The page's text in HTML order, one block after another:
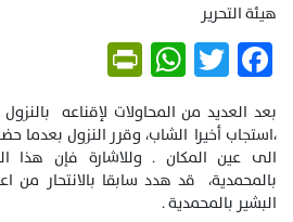
هيئة التحرير
Facebook
Twitter
WhatsApp
بعد العديد من المحاولات لإقناعه
،استجاب أخيرا الشاب، وقرر النزول
الى عين المكان . وللاشارة فإن هذا
بالمحمدية، قد هدد سابقا بالانتحار من
البشير بالمحمدية .